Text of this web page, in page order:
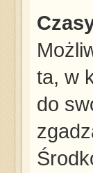
ta, w
do